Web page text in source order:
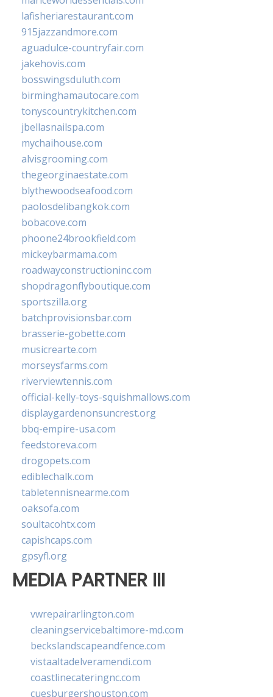
lafisheriarestaurant.com
915jazzandmore.com
aguadulce-countryfair.com
jakehovis.com
bosswingsduluth.com
birminghamautocare.com
tonyscountrykitchen.com
jbellasnailspa.com
mychaihouse.com
alvisgrooming.com
thegeorginaestate.com
blythewoodseafood.com
paolosdelibangkok.com
bobacove.com
phoone24brookfield.com
mickeybarmama.com
roadwayconstructioninc.com
shopdragonflyboutique.com
sportszilla.org
batchprovisionsbar.com
brasserie-gobette.com
musicrearte.com
morseysfarms.com
riverviewtennis.com
official-kelly-toys-squishmallows.com
displaygardenonsuncrest.org
bbq-empire-usa.com
feedstoreva.com
drogopets.com
ediblechalk.com
tabletennisnearme.com
oaksofa.com
soultacohtx.com
capishcaps.com
gpsyfl.org
MEDIA PARTNER III
vwrepairarlington.com
cleaningservicebaltimore-md.com
beckslandscapeandfence.com
vistaaltadelveramendi.com
coastlinecateringnc.com
cuesburgershouston.com